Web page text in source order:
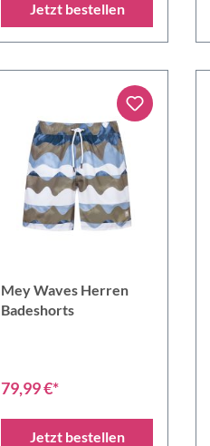
Jetzt bestellen
Mey Waves Herren
Badeshorts
79,99 €*
Jetzt bestellen